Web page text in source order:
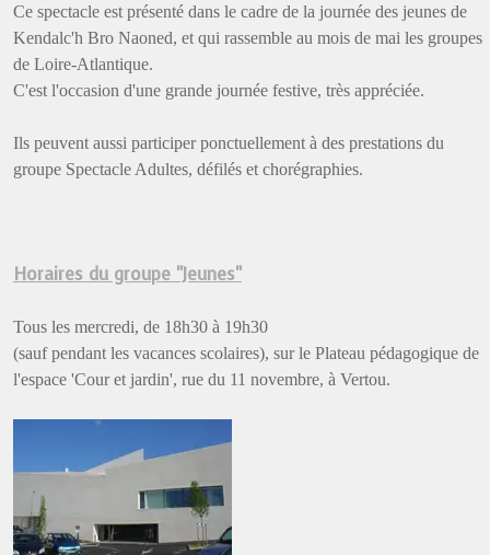
Ce spectacle est présenté dans le cadre de la journée des jeunes de
Kendalc'h Bro Naoned, et qui rassemble au mois de mai les groupes
de Loire-Atlantique.
C'est l'occasion d'une grande journée festive, très appréciée.
Ils peuvent aussi participer ponctuellement à des prestations du
groupe Spectacle Adultes, défilés et chorégraphies.
Horaires du groupe "Jeunes"
Tous les mercredi, de 18h30 à 19h30
(sauf pendant les vacances scolaires), sur le Plateau pédagogique de
l'espace 'Cour et jardin', rue du 11 novembre, à Vertou.